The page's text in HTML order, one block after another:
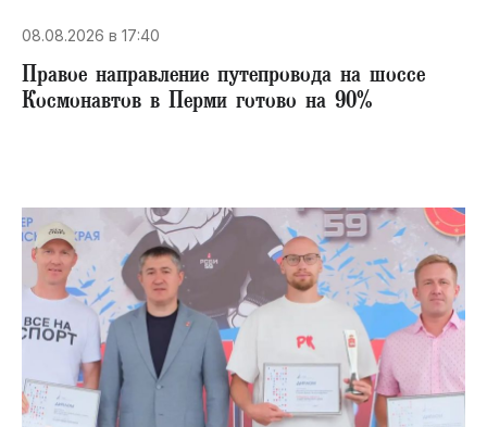
08.08.2026 в 17:40
Правое направление путепровода на шоссе
Космонавтов в Перми готово на 90%